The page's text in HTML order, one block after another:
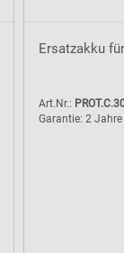
Ersatzakku
Art.Nr.:
Garantie: 2 Jahre